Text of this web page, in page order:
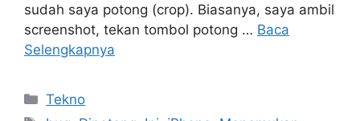
sudah saya potong (crop). Biasanya, saya ambil
screenshot, tekan tombol potong … Baca
Selengkapnya
Kategori
Tekno